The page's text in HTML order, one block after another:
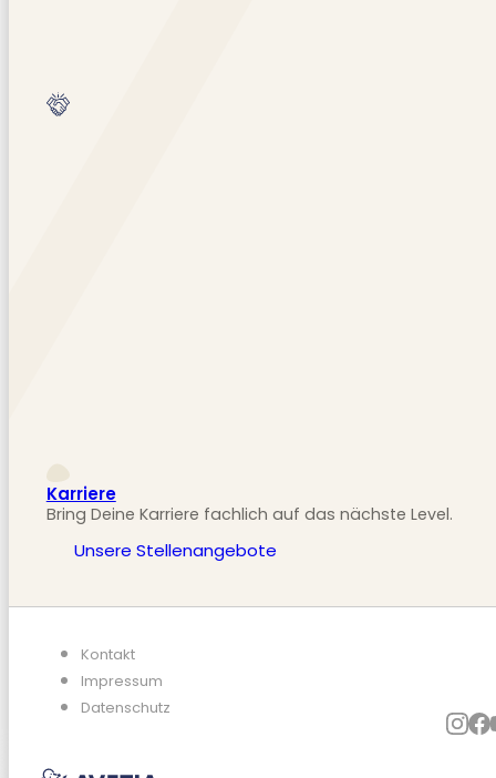
Karriere
Bring Deine Karriere fachlich auf das nächste Level.
Unsere Stellenangebote
Kontakt
Impressum
Datenschutz